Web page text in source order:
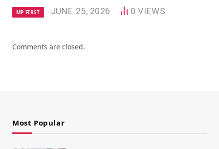
MP FIRST JUNE 25, 2026 0VIEWS
Comments are closed.
Most Popular